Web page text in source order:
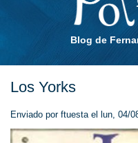
Blog de
Los Yorks
Enviado por ftuestael lun, 04/